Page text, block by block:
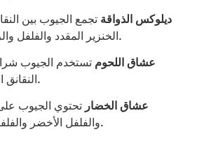
ديلوكس الذواقة تجمع الجيوب بين
الخنزير المقدد والفلفل والزيتون والموزاريلا.
عشاق اللحوم تستخدم الجيوب
النقانق المطبوخة المفتتة.
عشاق الخضار تحتوي الجيوب
والفلفل الأخضر والفلفل الأحمر والفطر.